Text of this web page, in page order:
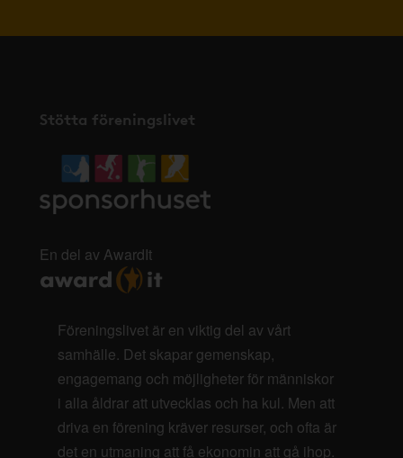
Stötta föreningslivet
En del av AwardIt
Föreningslivet är en viktig del av vårt
samhälle. Det skapar gemenskap,
engagemang och möjligheter för människor
i alla åldrar att utvecklas och ha kul. Men att
driva en förening kräver resurser, och ofta är
det en utmaning att få ekonomin att gå ihop.